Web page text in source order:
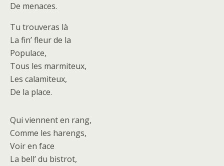
De menaces.
Tu trouveras là
La fin’ fleur de la
Populace,
Tous les marmiteux,
Les calamiteux,
De la place.
Qui viennent en rang,
Comme les harengs,
Voir en face
La bell’ du bistrot,